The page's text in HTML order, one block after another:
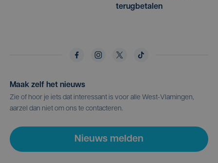
terugbetalen
Maak zelf het nieuws
Zie of hoor je iets dat interessant is voor alle West-Vlamingen,
aarzel dan niet om ons te contacteren.
Nieuws melden